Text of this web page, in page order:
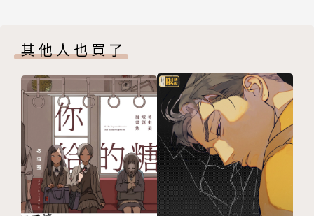
マツセダイチ
2008年入選第20屆「黒潮漫畫大獎」，2009年獲得
「GET THE SUN 新人獎」第二名後出道。
大塚 真一郎
熊本縣出身的插畫家，身兼多部遊戲人設和小說人設。
其他人也買了